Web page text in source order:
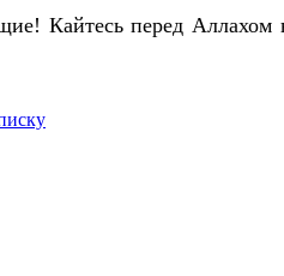
Кайтесь перед